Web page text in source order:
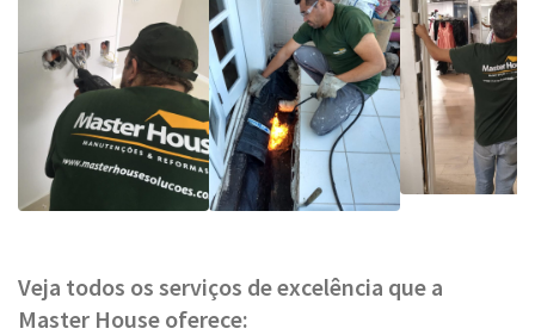
Veja todos os serviços de excelência que a
Master House oferece: